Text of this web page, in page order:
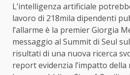
L’intelligenza artificiale
lavoro di 218mila dipendenti
l’allarme è la premier Giorgia
messaggio al Summit di Seul
risultati di una nuova ricerca
report evidenzia l’impatto